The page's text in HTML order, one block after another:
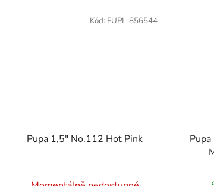
Pupa 1,5" No.112 Hot Pink
Kód: FUPL-856544